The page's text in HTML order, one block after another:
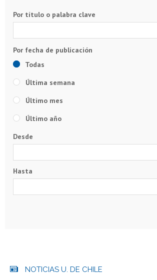
Por título o palabra clave
Todas
Última semana
Último mes
Último año
Desde
Hasta
NOTICIAS U. DE CHILE